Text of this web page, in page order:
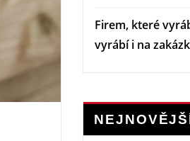
Firem, které
vyrábí i na